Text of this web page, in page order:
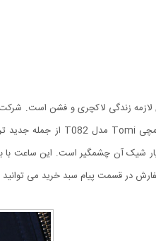
شیک آن چشمگیر است. این ساعت با
در قسمت پیام سبد خرید می توانید